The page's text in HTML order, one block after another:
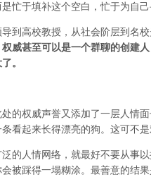
忙于填补这个空白，忙于为自己
到高校教授，从社会阶层到名
威甚至可以是一个群聊的创建
。
的权威声誉又添加了一层人情
看起来长得漂亮的狗。这可不是
的人情网络，就最好不要从事
被踩得一塌糊涂。最善意的结果